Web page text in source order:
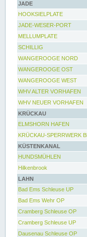
JADE
HOOKSIELPLATE
JADE-WESER-PORT
MELLUMPLATE
SCHILLIG
WANGEROOGE NORD
WANGEROOGE OST
WANGEROOGE WEST
WHV ALTER VORHAFEN
WHV NEUER VORHAFEN
KRÜCKAU
ELMSHORN HAFEN
KRÜCKAU-SPERRWERK
KÜSTENKANAL
HUNDSMÜHLEN
Hilkenbrook
LAHN
Bad Ems Schleuse UP
Bad Ems Wehr OP
Cramberg Schleuse OP
Cramberg Schleuse UP
Dausenau Schleuse OP